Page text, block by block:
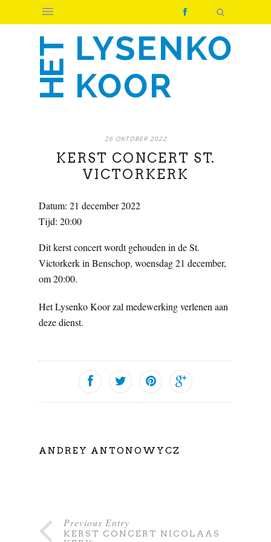
26 OKTOBER 2022
KERST CONCERT ST.
VICTORKERK
Datum: 21 december 2022
Tijd: 20:00
Dit kerst concert wordt gehouden in de St.
Victorkerk in Benschop, woensdag 21 december,
om 20:00.
Het Lysenko Koor zal medewerking verlenen aan
deze dienst.
ANDREY ANTONOWYCZ
Previous Entry
KERST CONCERT NICOLAAS